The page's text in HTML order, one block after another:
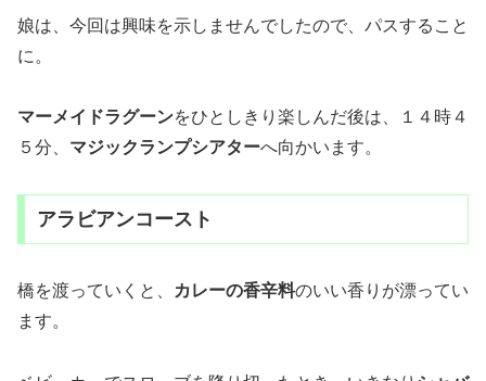
娘は、今回は興味を示しませんでしたので、パスすること
に。
マーメイドラグーンをひとしきり楽しんだ後は、１４時４
５分、 マジックランプシアターへ向かいます。
アラビアンコースト
橋を渡っていくと、 カレーの香辛料のいい香りが漂ってい
ます。